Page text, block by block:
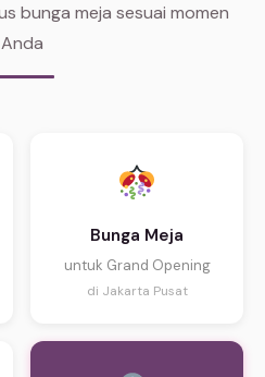
bunga meja sesuai momen
Anda
Bunga Meja
untuk Grand Opening
di Jakarta Pusat